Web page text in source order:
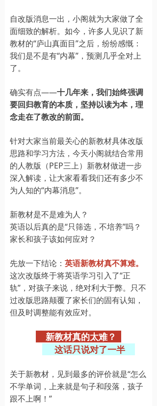
自改版消息一出，小阁就为大家做了全
面细致的解析。如今，许多人见识了新
教材的“庐山真面目”之后，纷纷感慨：
我们是不是有“内幕”，预测几乎全对上
了。
确实有点——十几年来，我们始终强调
要回归教育的本质，坚持以读为本，理
念走在了教改的前面。
针对大家当前最关心的新教材具体改版
思路和学习方法，今天小阁就结合常用
的人教版（PEP三上）新教材做进一步
深入解读，让大家看看我们还有多少不
为人知的“内幕消息”。
新教材是不是难为人？
英语以后真的是“只筛选，不培养”吗？
家长和孩子该如何应对？
先放一下结论： 英语新教材真不算难。
这次改版终于将英语学习引入了“正
轨”，对孩子来说，绝对利大于弊。只不
过改版思路颠覆了家长们的固有认知，
但及时调整能有效应对。
新教材真的太难？
这话只说对了一半
关于新教材，见到最多的评价就是“怎么
不学单词，上来就是句子和段落，孩子
跟不上啊！”